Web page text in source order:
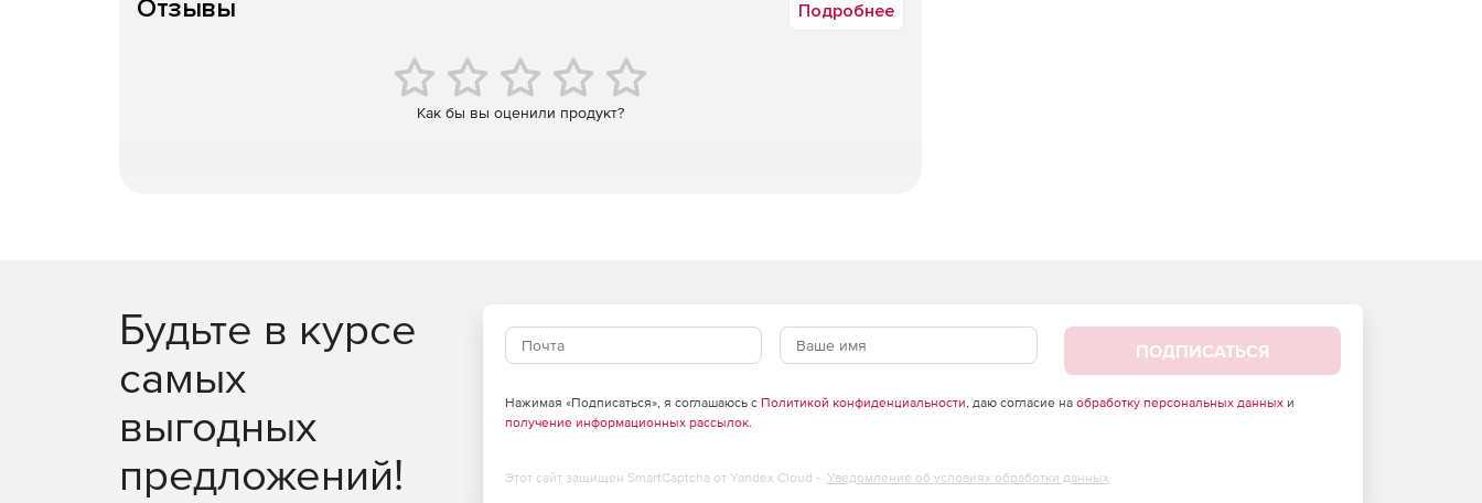
и выполнять обновление данных в указанное время.
Компоненты Panorama Imagery Service:
Входные данные – векторные (MAP, SIT), растровые (RSW), матричные (MTR, MTQ, MTW, MTL).
Выходные данные – графические (JPEG и PNG).
Типы матриц выходных тайловых данных – GlobalCRS84Scale, GlobalCRS84Pixel, GlobalCRS84Quad,
Отзывы Подробнее
Как бы вы оценили продукт?
Будьте в курсе
самых
выгодных
предложений!
ПОДПИСАТЬСЯ
Нажимая «Подписаться», я соглашаюсь с Политикой конфиденциальности, даю согласие на обработку персональных данныхи
получение информационных рассылок.
Этот сайт защищен SmartCaptcha от Yandex Cloud - Уведомление об условиях обработки данных